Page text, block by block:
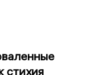
стихия